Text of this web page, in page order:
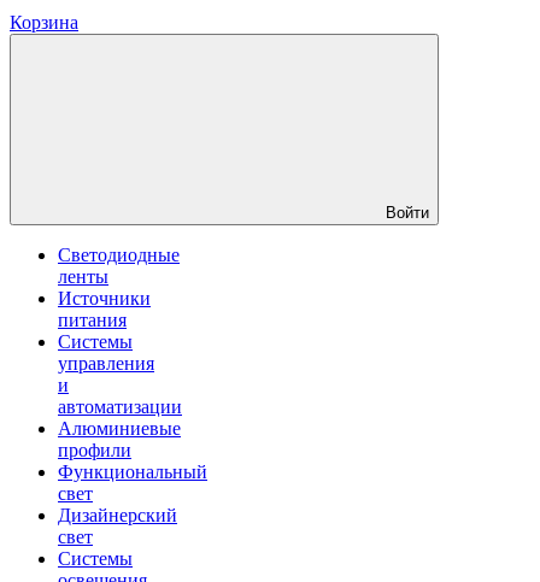
Корзина
Войти
Светодиодные
ленты
Источники
питания
Системы
управления
и
автоматизации
Алюминиевые
профили
Функциональный
свет
Дизайнерский
свет
Системы